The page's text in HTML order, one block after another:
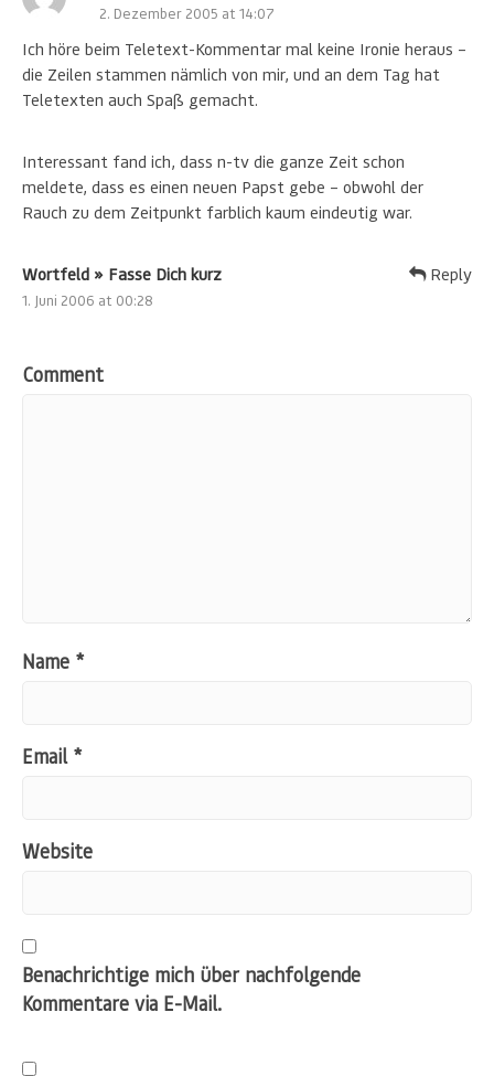
2. Dezember 2005 at 14:07
Ich höre beim Teletext-Kommentar mal keine Ironie heraus –
die Zeilen stammen nämlich von mir, und an dem Tag hat
Teletexten auch Spaß gemacht.
Interessant fand ich, dass n-tv die ganze Zeit schon
meldete, dass es einen neuen Papst gebe – obwohl der
Rauch zu dem Zeitpunkt farblich kaum eindeutig war.
Wortfeld » Fasse Dich kurz
1. Juni 2006 at 00:28
Reply
Comment
Name *
Email *
Website
Benachrichtige mich über nachfolgende
Kommentare via E-Mail.